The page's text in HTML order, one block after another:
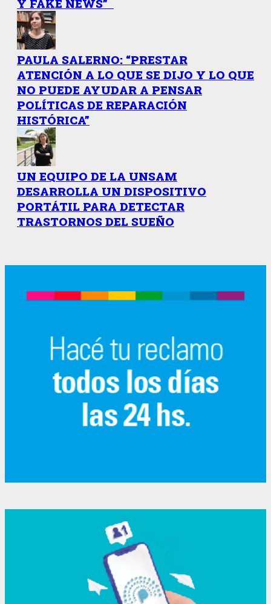
Y FAKE NEWS”
PAULA SALERNO: “PRESTAR
ATENCIÓN A LO QUE SE DIJO Y LO QUE
NO PUEDE AYUDAR A PENSAR
POLÍTICAS DE REPARACIÓN
HISTÓRICA”
UN EQUIPO DE LA UNSAM
DESARROLLA UN DISPOSITIVO
PORTÁTIL PARA DETECTAR
TRASTORNOS DEL SUEÑO